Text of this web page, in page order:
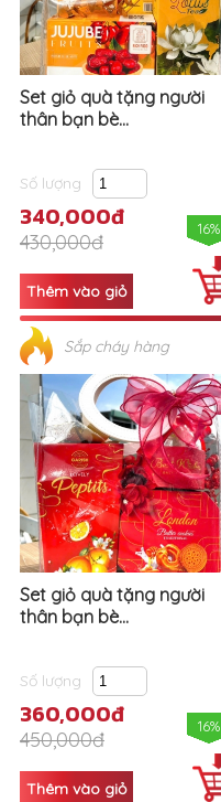
Set giỏ quà tặng người
thân bạn bè...
Số lượng
340,000đ
430,000đ
16%
Sắp cháy hàng
Set giỏ quà tặng người
thân bạn bè...
Số lượng
360,000đ
450,000đ
16%